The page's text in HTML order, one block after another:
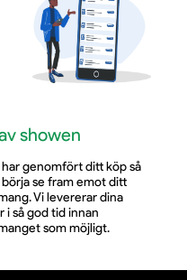
del av det som
spelning där favoriter,
hand i hand. Det
och ett uttryck som
utan att tappa
konserter som känns i
showen
har genomfört ditt köp så
se fram emot ditt
Vi levererar dina
i så god tid innan
som möjligt.